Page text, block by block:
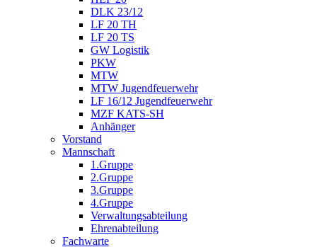
DLK 23/12
LF 20 TH
LF 20 TS
GW Logistik
PKW
MTW
MTW Jugendfeuerwehr
LF 16/12 Jugendfeuerwehr
MZF KATS-SH
Anhänger
Vorstand
Mannschaft
1.Gruppe
2.Gruppe
3.Gruppe
4.Gruppe
Verwaltungsabteilung
Ehrenabteilung
Fachwarte